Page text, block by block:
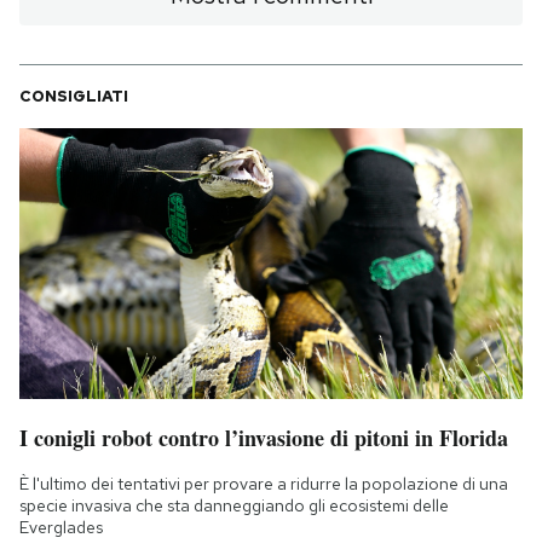
CONSIGLIATI
I conigli robot contro l’invasione di pitoni in Florida
È l'ultimo dei tentativi per provare a ridurre la popolazione di una
specie invasiva che sta danneggiando gli ecosistemi delle
Everglades